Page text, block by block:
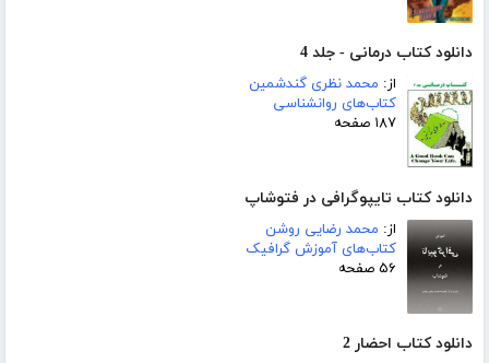
دانلود کتاب درمانی - جلد 4
از: محمد نظری گندشمین
کتاب‌های روانشناسی
۱۸۷ صفحه
دانلود کتاب تایپوگرافی در فتوشاپ
از: محمد رضایی روشن
کتاب‌های آموزش گرافیک
۵۶ صفحه
دانلود کتاب احضار 2